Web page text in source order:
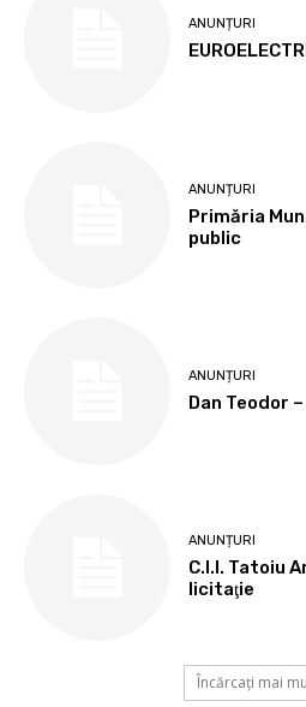
ANUNȚURI
ANUNȚURI
Primăria
public
ANUNȚURI
Dan Teodor
ANUNȚURI
C.I.I. Tatoiu
licitaţie
Încărcați mai